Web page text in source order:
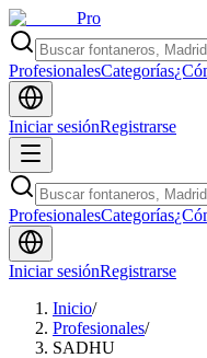
Pro
ProfesionalesCategorías
Iniciar sesiónRegistrarse
ProfesionalesCategorías
Iniciar sesiónRegistrarse
Inicio/
Profesionales/
SADHU